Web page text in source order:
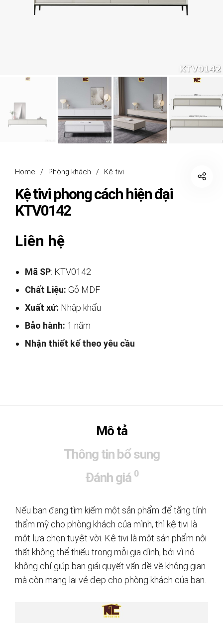
Home / Phòng khách / Kệ tivi
Kệ tivi phong cách hiện đại
KTV0142
Liên hệ
Mã SP: KTV0142
Chất Liệu: Gỗ MDF
Xuất xứ: Nhập khẩu
Bảo hành: 1 năm
Nhận thiết kế theo yêu cầu
Mô tả
Thông tin bổ sung
Đánh giá 0
Nếu bạn đang tìm kiếm một sản phẩm để tăng tính
thẩm mỹ cho phòng khách của mình, thì kệ tivi là
một lựa chọn tuyệt vời. Kệ tivi là một sản phẩm nội
thất không thể thiếu trong mỗi gia đình, bởi vì nó
không chỉ giúp bạn giải quyết vấn đề về không gian
mà còn mang lại vẻ đẹp cho phòng khách của bạn.